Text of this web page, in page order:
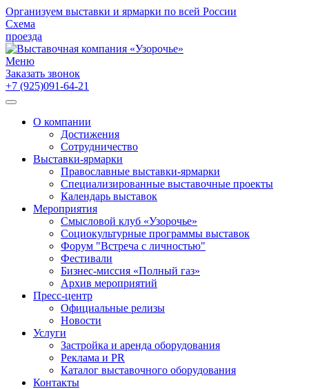
Организуем выставки и ярмарки по всей России
Схема
проезда
Меню
Заказать звонок
+7 (925)091-64-21
О компании
Достижения
Сотрудничество
Выставки-ярмарки
Православные выставки-ярмарки
Специализированные выставочные проекты
Календарь выставок
Мероприятия
Смысловой клуб «Узорочье»
Социокультурные программы выставок
Форум "Встреча с личностью"
Фестивали
Бизнес-миссия «Полный газ»
Архив мероприятий
Пресс-центр
Официальные релизы
Новости
Услуги
Застройка и аренда оборудования
Реклама и PR
Каталог выставочного оборудования
Контакты